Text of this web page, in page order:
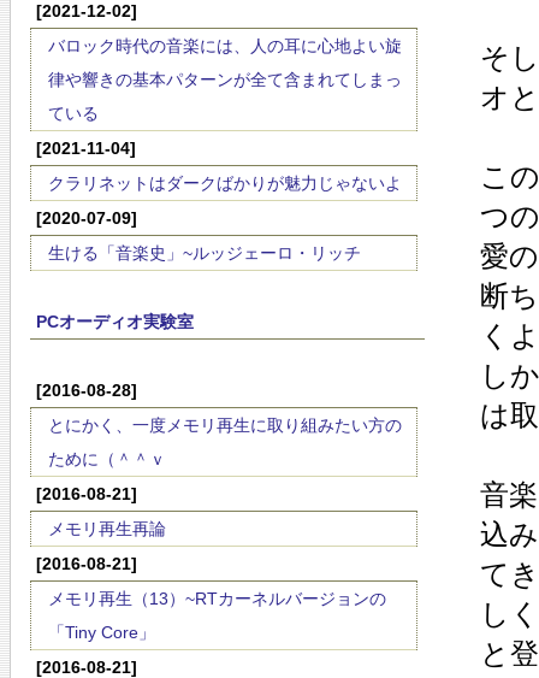
[2021-12-02]
バロック時代の音楽には、人の耳に心地よい旋
律や響きの基本パターンが全て含まれてしまっ
ている
[2021-11-04]
クラリネットはダークばかりが魅力じゃないよ
[2020-07-09]
生ける「音楽史」~ルッジェーロ・リッチ
PCオーディオ実験室
[2016-08-28]
とにかく、一度メモリ再生に取り組みたい方の
ために（＾＾ｖ
[2016-08-21]
メモリ再生再論
[2016-08-21]
メモリ再生（13）~RTカーネルバージョンの
「Tiny Core」
[2016-08-21]
そ
オ
こ
つ
愛
断
く
し
は
音
込
て
し
と